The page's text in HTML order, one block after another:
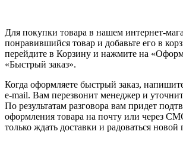
Для покупки товара в нашем интернет-
понравившийся товар и добавьте его в
перейдите в Корзину и нажмите на
«Быстрый заказ».
Когда оформляете быстрый заказ,
e-mail. Вам перезвонит менеджер и уточнит
По результатам разговора вам придет
оформления товара на почту или через
только ждать доставки и радоваться новой